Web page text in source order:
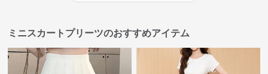
ミニスカートプリーツのおすすめアイテム